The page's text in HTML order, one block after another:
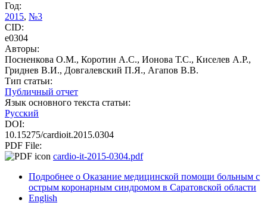
Год:
2015, №3
CID:
е0304
Авторы:
Посненкова О.М., Коротин А.С., Ионова Т.С., Киселев А.Р.,
Гриднев В.И., Довгалевский П.Я., Агапов В.В.
Тип статьи:
Публичный отчет
Язык основного текста статьи:
Русский
DOI:
10.15275/cardioit.2015.0304
PDF File:
cardio-it-2015-0304.pdf
Подробнее о Оказание медицинской помощи больным с
острым коронарным синдромом в Саратовской области
English